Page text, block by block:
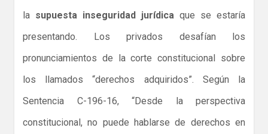
la supuesta inseguridad jurídica que se estaría
presentando. Los privados desafían los
pronunciamientos de la corte constitucional sobre
los llamados “derechos adquiridos”. Según la
Sentencia C-196-16, “Desde la perspectiva
constitucional, no puede hablarse de derechos en